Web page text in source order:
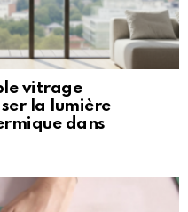
vitrage
la lumière
dans